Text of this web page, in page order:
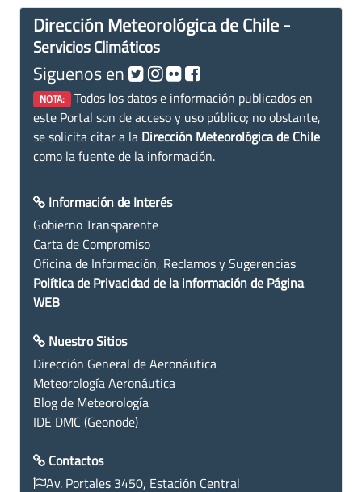
Dirección Meteorológica de Chile -
Servicios Climáticos
Siguenos en
NOTA: Todos los datos e información publicados en
este Portal son de acceso y uso público; no obstante,
se solicita citar a la Dirección Meteorológica de Chile
como la fuente de la información.
Información de Interés
Gobierno Transparente
Carta de Compromiso
Oficina de Información, Reclamos y Sugerencias
Política de Privacidad de la información de Página
WEB
Nuestro Sitios
Dirección General de Aeronáutica
Meteorología Aeronáutica
Blog de Meteorología
IDE DMC (Geonode)
Contactos
Av. Portales 3450, Estación Central